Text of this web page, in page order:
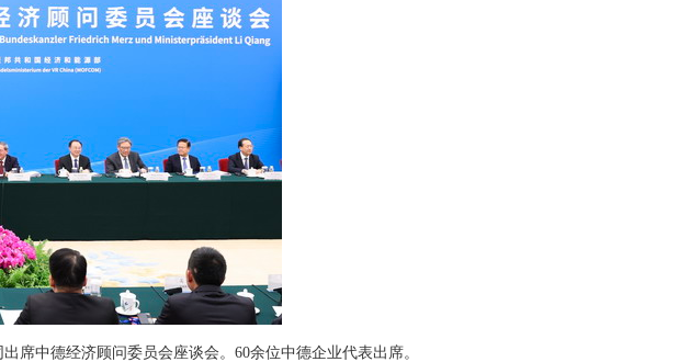
席中德经济顾问委员会座谈会。60余位中德企业代表出席。